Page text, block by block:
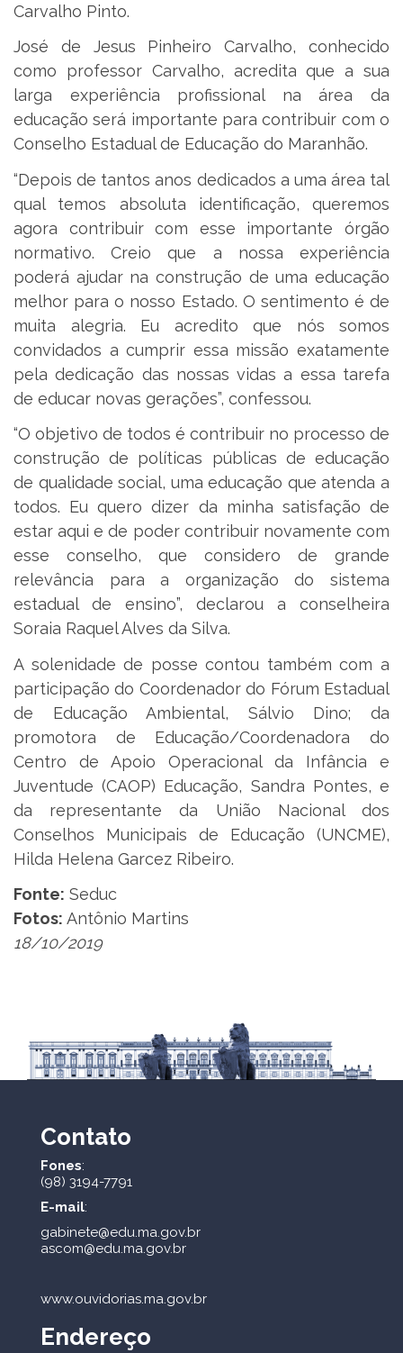
Carvalho Pinto.
José de Jesus Pinheiro Carvalho, conhecido
como professor Carvalho, acredita que a sua
larga experiência profissional na área da
educação será importante para contribuir com o
Conselho Estadual de Educação do Maranhão.
“Depois de tantos anos dedicados a uma área tal
qual temos absoluta identificação, queremos
agora contribuir com esse importante órgão
normativo. Creio que a nossa experiência
poderá ajudar na construção de uma educação
melhor para o nosso Estado. O sentimento é de
muita alegria. Eu acredito que nós somos
convidados a cumprir essa missão exatamente
pela dedicação das nossas vidas a essa tarefa
de educar novas gerações”, confessou.
“O objetivo de todos é contribuir no processo de
construção de políticas públicas de educação
de qualidade social, uma educação que atenda a
todos. Eu quero dizer da minha satisfação de
estar aqui e de poder contribuir novamente com
esse conselho, que considero de grande
relevância para a organização do sistema
estadual de ensino”, declarou a conselheira
Soraia Raquel Alves da Silva.
A solenidade de posse contou também com a
participação do Coordenador do Fórum Estadual
de Educação Ambiental, Sálvio Dino; da
promotora de Educação/Coordenadora do
Centro de Apoio Operacional da Infância e
Juventude (CAOP) Educação, Sandra Pontes, e
da representante da União Nacional dos
Conselhos Municipais de Educação (UNCME),
Hilda Helena Garcez Ribeiro.
Fonte: Seduc
Fotos: Antônio Martins
18/10/2019
Contato
Fones:
(98) 3194-7791
E-mail:
gabinete@edu.ma.gov.br
ascom@edu.ma.gov.br
www.ouvidorias.ma.gov.br
Endereço